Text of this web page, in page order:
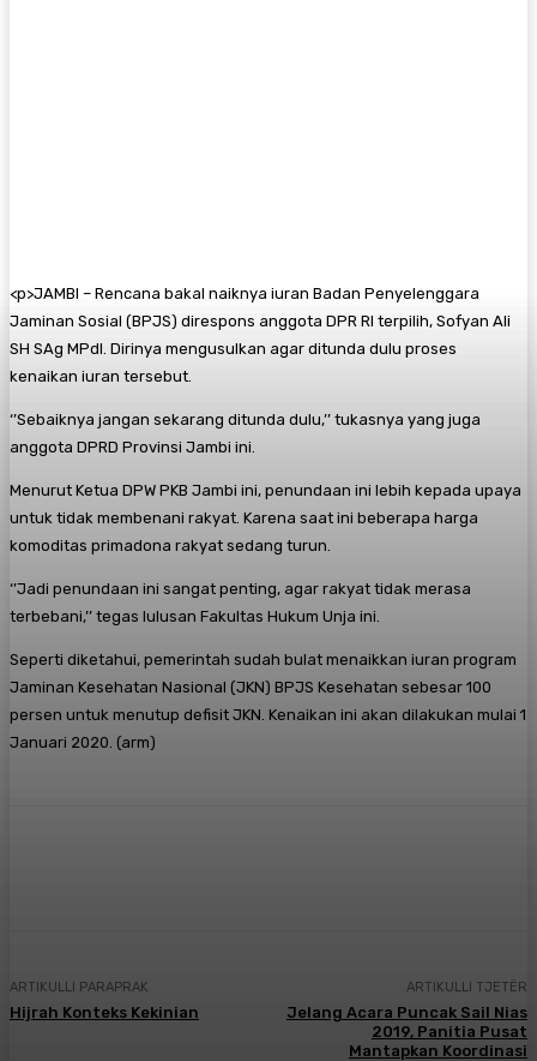
<p>JAMBI – Rencana bakal naiknya iuran Badan Penyelenggara
Jaminan Sosial (BPJS) direspons anggota DPR RI terpilih, Sofyan Ali
SH SAg MPdI. Dirinya mengusulkan agar ditunda dulu proses
kenaikan iuran tersebut.
‘’Sebaiknya jangan sekarang ditunda dulu,’’ tukasnya yang juga
anggota DPRD Provinsi Jambi ini.
Menurut Ketua DPW PKB Jambi ini, penundaan ini lebih kepada upaya
untuk tidak membenani rakyat. Karena saat ini beberapa harga
komoditas primadona rakyat sedang turun.
‘’Jadi penundaan ini sangat penting, agar rakyat tidak merasa
terbebani,’’ tegas lulusan Fakultas Hukum Unja ini.
Seperti diketahui, pemerintah sudah bulat menaikkan iuran program
Jaminan Kesehatan Nasional (JKN) BPJS Kesehatan sebesar 100
persen untuk menutup defisit JKN. Kenaikan ini akan dilakukan mulai 1
Januari 2020. (arm)
ARTIKULLI PARAPRAK
Hijrah Konteks Kekinian
ARTIKULLI TJETËR
Jelang Acara Puncak Sail Nias
2019, Panitia Pusat
Mantapkan Koordinasi